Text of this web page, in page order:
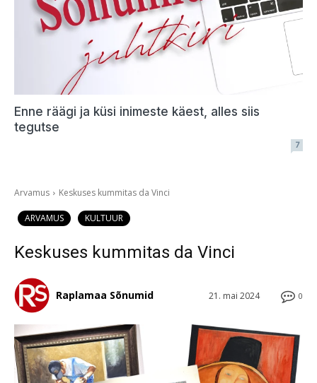
Enne räägi ja küsi inimeste käest, alles siis
tegutse
7